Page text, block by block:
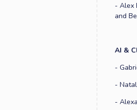
- Alex
and
AI &
-
-
-